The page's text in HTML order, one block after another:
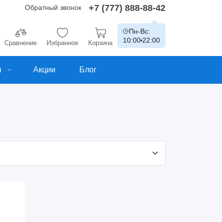
Обратный звонок +7 (777) 888-88-42
Сравнение Избранное Корзина
Пн-Вс:
10:00 22:00
Акции Блог